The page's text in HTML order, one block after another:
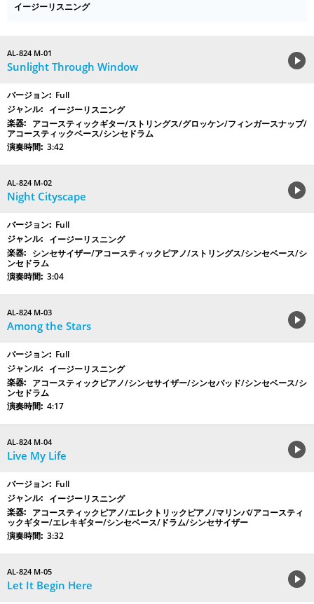
イージーリスニング
AL-824 M-01
Sunlight Through Window
Full
イージーリスニング
アコースティックギター/ストリングス/グロッケン/フィンガースナップ/
アコースティックベース/シンセドラム
3:42
AL-824 M-02
Night Cityscape
Full
イージーリスニング
シンセサイザー/アコースティックピアノ/ストリングス/シンセベース/シ
ンセドラム
3:04
AL-824 M-03
Among the Stars
Full
イージーリスニング
アコースティックピアノ/シンセサイザー/シンセパッド/シンセベース/シ
ンセドラム
4:17
AL-824 M-04
Live My Life
Full
イージーリスニング
アコースティックピアノ/エレクトリックピアノ/マリンバ/アコースティ
ックギター/エレキギター/シンセベース/ドラム/シンセサイザー
3:32
AL-824 M-05
Let It Begin Here